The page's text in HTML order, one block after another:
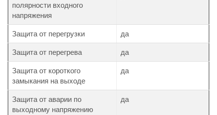
полярности входного
напряжения
Защита от перегрузки да
Защита от перегрева да
Защита от короткого
замыкания на выходе
да
Защита от аварии по
выходному напряжению
да